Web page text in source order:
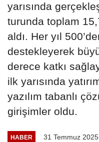
yarısında
turunda toplam
aldı. Her yıl
destekleyerek
derece katkı
ilk yarısında
yazılım tabanlı
girişimler oldu.
HABER 31 Temmuz